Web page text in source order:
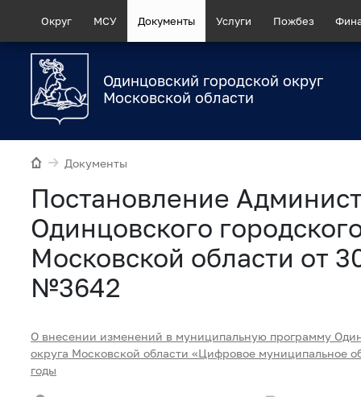
Округ МСУ Документы Услуги Пожбез
Одинцовский городской округ
Московской области
Документы
Постановление
Одинцовского
Московской области от
№3642
О внесении изменений в муниципальную программу
округа Московской области «Цифровое муниципальное
годы